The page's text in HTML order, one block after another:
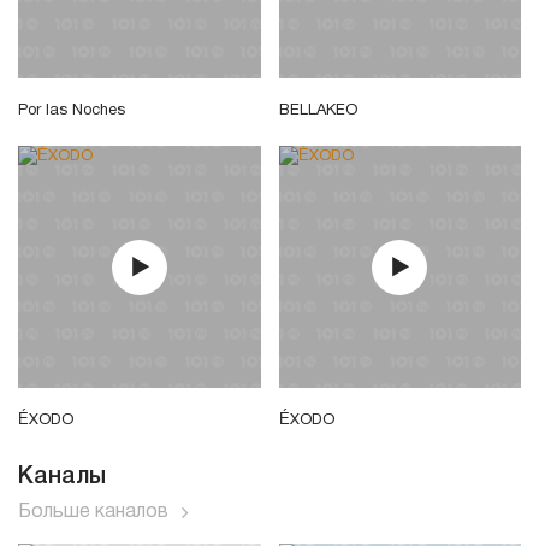
Por las Noches BELLAKEO
ÉXODO ÉXODO
Каналы
Больше каналов